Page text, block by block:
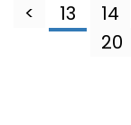
< 13 14
20